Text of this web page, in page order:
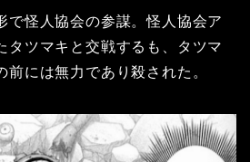
で怪人協会の参謀。怪人協会ア
タツマキと交戦するも、タツマ
前には無力であり殺された。